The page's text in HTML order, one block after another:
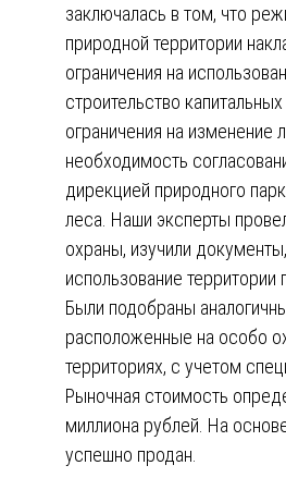
заключалась в том, что
природной территории
ограничения на
строительство
ограничения на изменение
необходимость
дирекцией природного
леса. Наши эксперты
охраны, изучили
использование территории
Были подобраны
расположенные на особо
территориях, с учетом
Рыночная стоимость
миллиона рублей. На
успешно продан.